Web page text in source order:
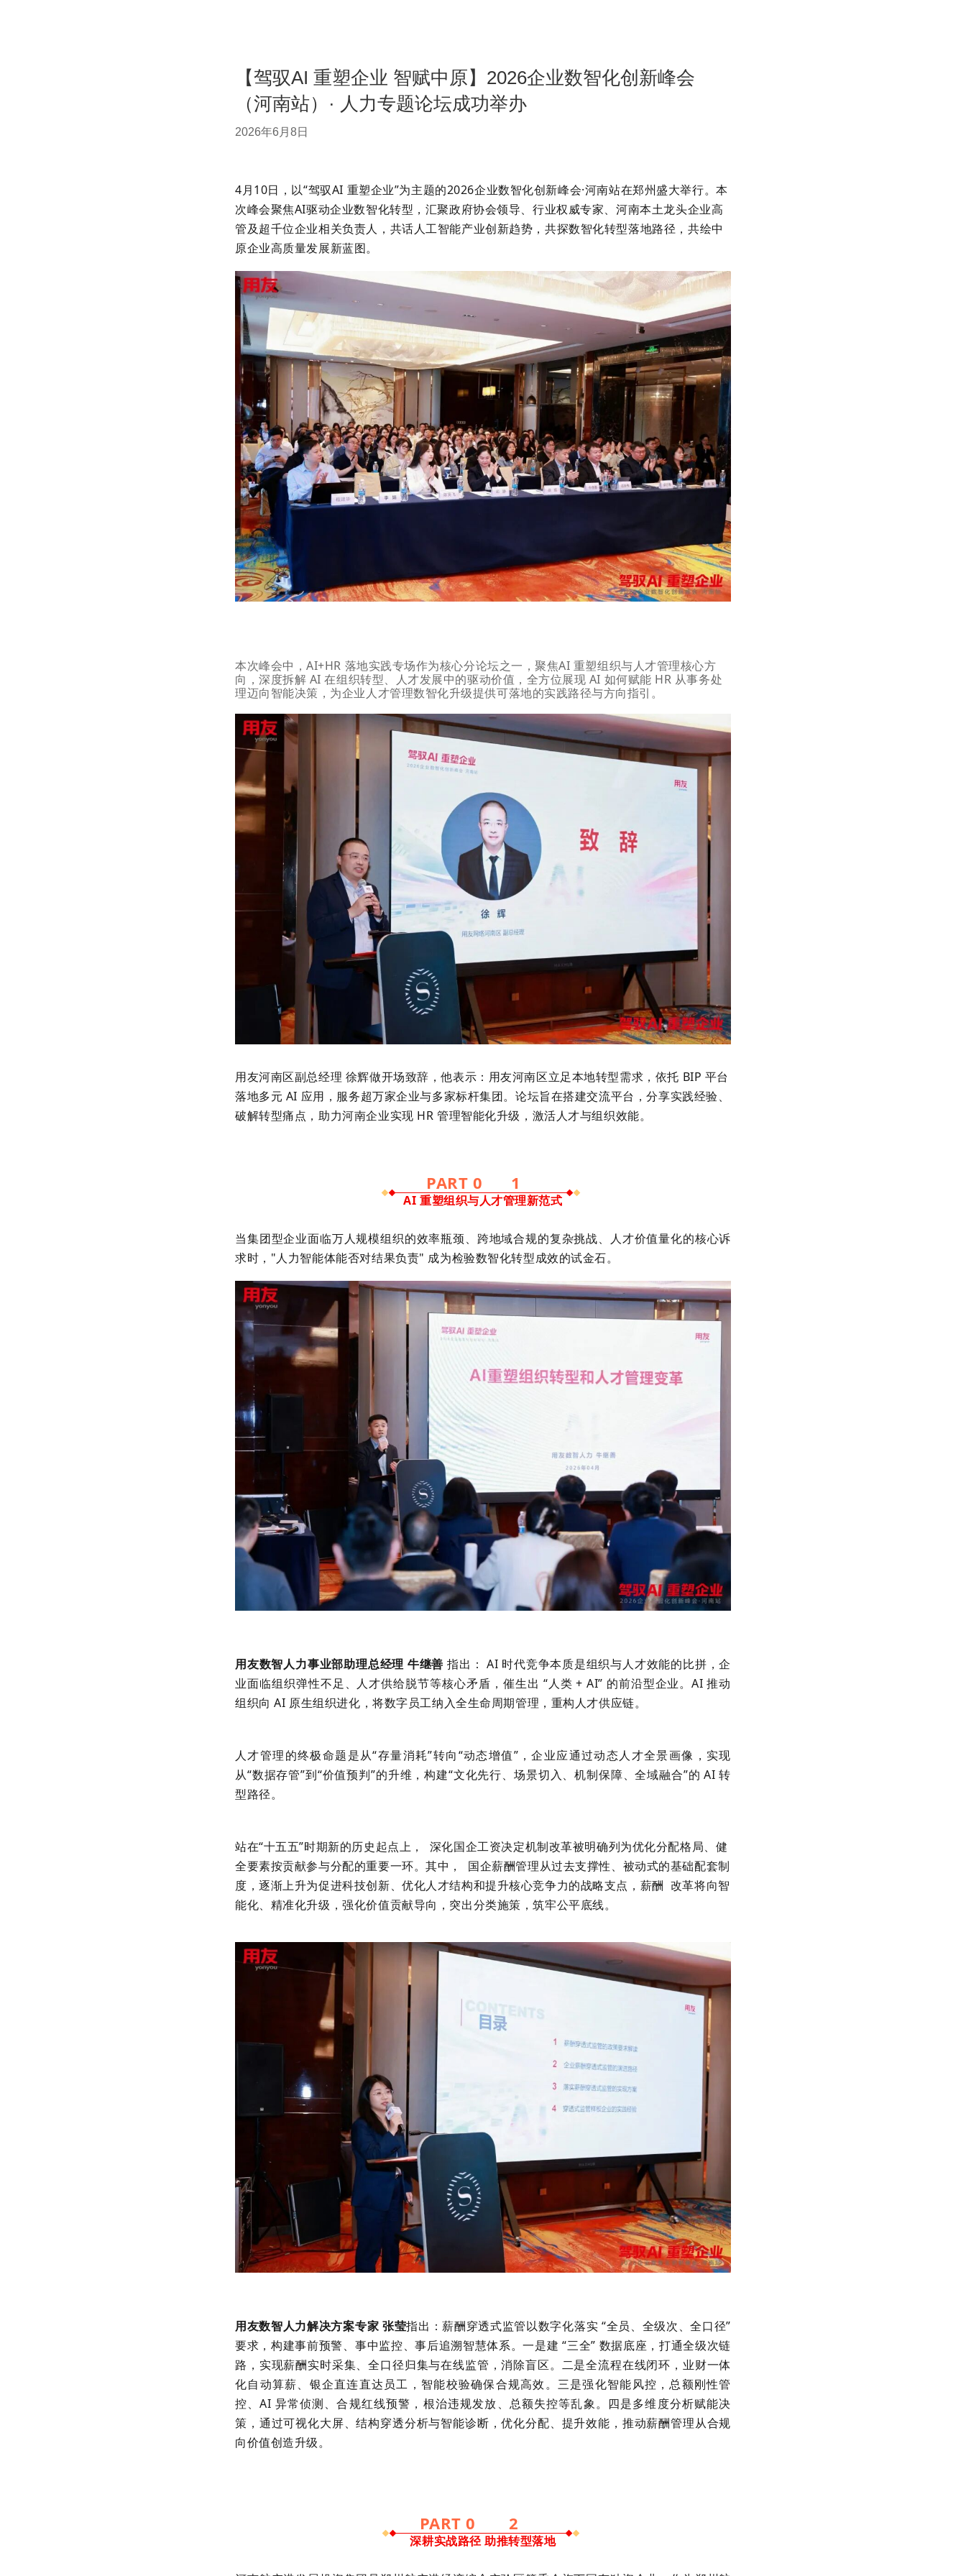
【驾驭AI 重塑企业 智赋中原】2026企业数智化创新峰会
（河南站）· 人力专题论坛成功举办
2026年6月8日
4月10日，以“驾驭AI 重塑企业”为主题的2026企业数智化创新峰会·河南站在郑州盛大举行。本
次峰会聚焦AI驱动企业数智化转型，汇聚政府协会领导、行业权威专家、河南本土龙头企业高
管及超千位企业相关负责人，共话人工智能产业创新趋势，共探数智化转型落地路径，共绘中
原企业高质量发展新蓝图。
本次峰会中，AI+HR 落地实践专场作为核心分论坛之一，聚焦AI 重塑组织与人才管理核心方
向，深度拆解 AI 在组织转型、人才发展中的驱动价值，全方位展现 AI 如何赋能 HR 从事务处
理迈向智能决策，为企业人才管理数智化升级提供可落地的实践路径与方向指引。
用友河南区副总经理 徐辉做开场致辞，他表示：用友河南区立足本地转型需求，依托 BIP 平台
落地多元 AI 应用，服务超万家企业与多家标杆集团。论坛旨在搭建交流平台，分享实践经验、
破解转型痛点，助力河南企业实现 HR 管理智能化升级，激活人才与组织效能。
PART 0 1
AI 重塑组织与人才管理新范式
当集团型企业面临万人规模组织的效率瓶颈、跨地域合规的复杂挑战、人才价值量化的核心诉
求时，"人力智能体能否对结果负责" 成为检验数智化转型成效的试金石。
用友数智人力事业部助理总经理 牛继善指出： AI 时代竞争本质是组织与人才效能的比拼，企
业面临组织弹性不足、人才供给脱节等核心矛盾，催生出 “人类 + AI” 的前沿型企业。AI 推动
组织向 AI 原生组织进化，将数字员工纳入全生命周期管理，重构人才供应链。
人才管理的终极命题是从“存量消耗”转向“动态增值”，企业应通过动态人才全景画像，实现
从“数据存管”到“价值预判”的升维，构建“文化先行、场景切入、机制保障、全域融合”的 AI 转
型路径。
站在“十五五”时期新的历史起点上，
深化国企工资决定机制改革被明确列为优化分配格局、健
全要素按贡献参与分配的重要一环。其中，
国企薪酬管理从过去支撑性、被动式的基础配套制
度，逐渐上升为促进科技创新、优化人才结构和提升核心竞争力的战略支点，薪酬 改革将向智
能化、精准化升级，强化价值贡献导向，突出分类施策，筑牢公平底线。
用友数智人力解决方案专家 张莹指出：薪酬穿透式监管以数字化落实 “全员、全级次、全口径”
要求，构建事前预警、事中监控、事后追溯智慧体系。一是建 “三全” 数据底座，打通全级次链
路，实现薪酬实时采集、全口径归集与在线监管，消除盲区。二是全流程在线闭环，业财一体
化自动算薪、银企直连直达员工，智能校验确保合规高效。三是强化智能风控，总额刚性管
控、AI 异常侦测、合规红线预警，根治违规发放、总额失控等乱象。四是多维度分析赋能决
策，通过可视化大屏、结构穿透分析与智能诊断，优化分配、提升效能，推动薪酬管理从合规
向价值创造升级。
PART 0 2
深耕实战路径 助推转型落地